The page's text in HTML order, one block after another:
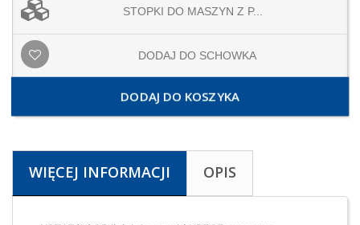
STOPKI DO MASZYN Z P...
DODAJ DO SCHOWKA
DODAJ DO KOSZYKA
WIĘCEJ INFORMACJI OPIS